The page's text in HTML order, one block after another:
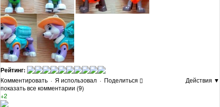
Рейтинг:
Комментировать · Я использовал · Поделиться
Действия ▼
показать все комментарии (9)
+2